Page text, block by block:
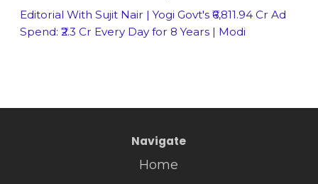
Editorial With Sujit Nair | Yogi Govt's ₹6,811.94 Cr Ad
Spend: ₹2.3 Cr Every Day for 8 Years | Modi
Navigate
Home